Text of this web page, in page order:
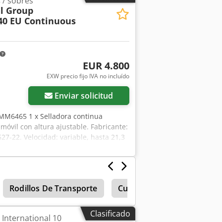
y a la aprobación del
para la línea, ya sea como un solo
en un plazo de 2 + N7 días hábiles".
Group
EU Continuous
EUR 4.800
EXW precio fijo IVA no incluído
Enviar solicitud
1 x Selladora continua
con altura ajustable. Fabricante:
22. Velocidad: variable, hasta 21,3
o 380 micras. Dirección: de
disponibles para la venta (4800
Rodillos De Transporte Curvas
Clasificado
International 10